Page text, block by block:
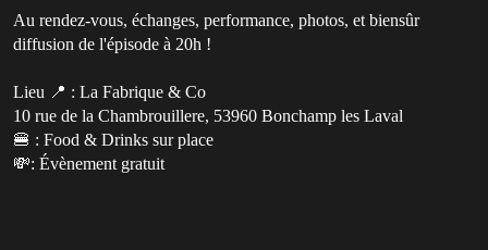
Au rendez-vous, échanges, performance, photos, et biensûr
diffusion de l'épisode à 20h !
Lieu 📍 : La Fabrique & Co
10 rue de la Chambrouillere, 53960 Bonchamp les Laval
🍔 : Food & Drinks sur place
💸: Évènement gratuit